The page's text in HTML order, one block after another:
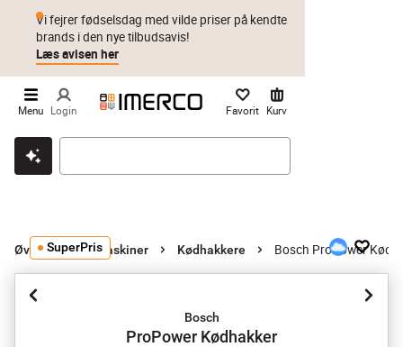
Klik & hent Byt i 1 år Prismatch
Vi fejrer fødselsdag med vilde priser på kendte
brands i den nye tilbudsavis!
Læs avisen her
Menu Login Favorit Kurv
Øvrige køkkenmaskiner Kødhakkere Bosch ProPower
SuperPris
Bosch
ProPower Kødhakker